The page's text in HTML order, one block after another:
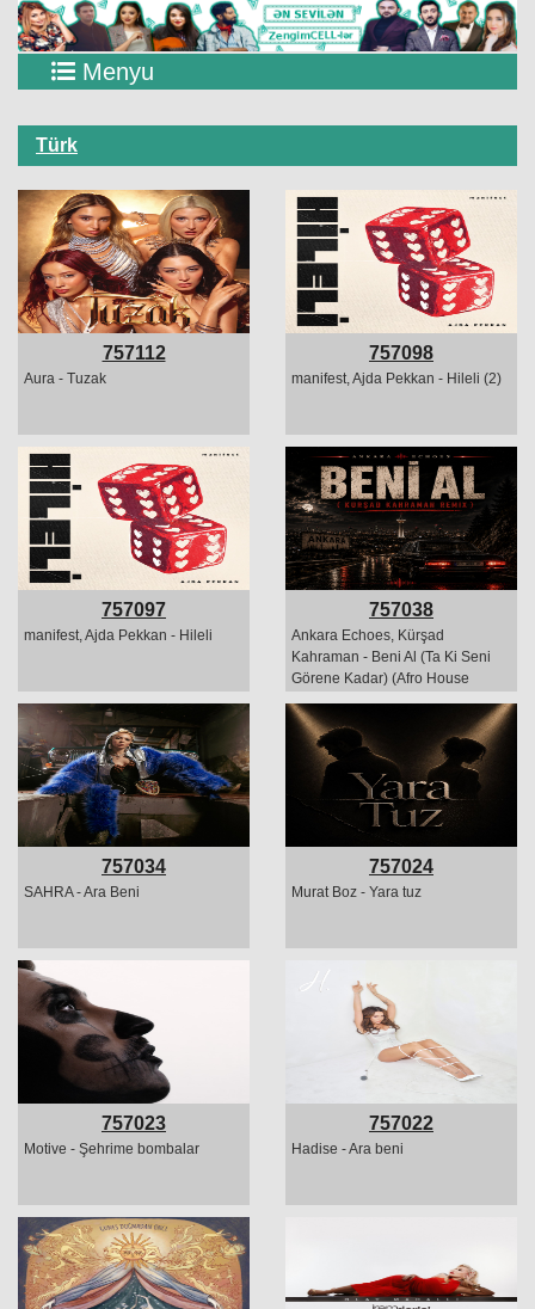
Menyu
Türk
757112
Aura - Tuzak
757098
manifest, Ajda Pekkan - Hileli (2)
757097
manifest, Ajda Pekkan - Hileli
757038
Ankara Echoes, Kürşad
Kahraman - Beni Al (Ta Ki Seni
Görene Kadar) (Afro House
Remix)
757034
SAHRA - Ara Beni
757024
Murat Boz - Yara tuz
757023
Motive - Şehrime bombalar
757022
Hadise - Ara beni